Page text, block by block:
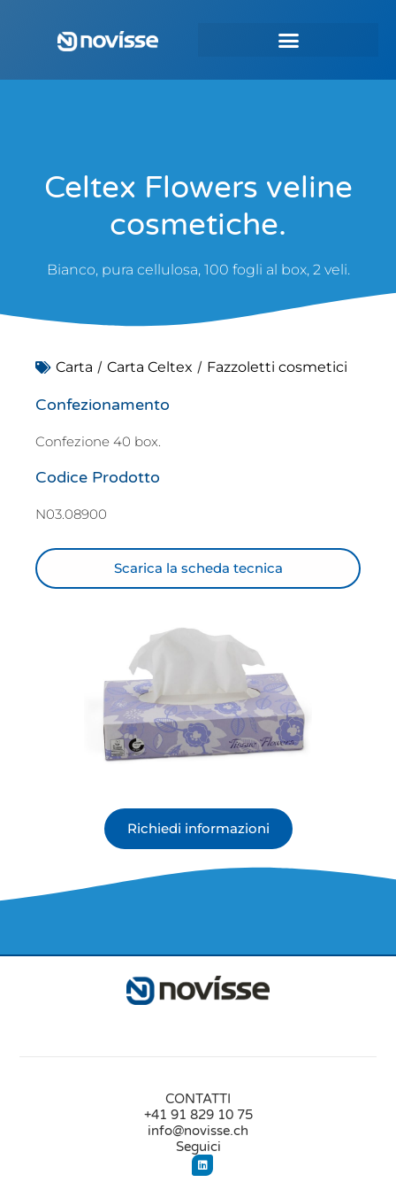
Celtex Flowers veline
cosmetiche.
Bianco, pura cellulosa, 100 fogli al box, 2 veli.
Carta / Carta Celtex / Fazzoletti cosmetici
Confezionamento
Confezione 40 box.
Codice Prodotto
N03.08900
Scarica la scheda tecnica
Richiedi informazioni
CONTATTI
+41 91 829 10 75
info@novisse.ch
Seguici